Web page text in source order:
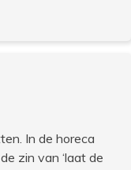
In de horeca
zin van ‘laat de